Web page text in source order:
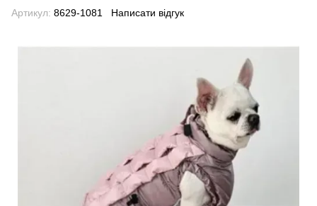
Артикул: 8629-1081 Написати відгук